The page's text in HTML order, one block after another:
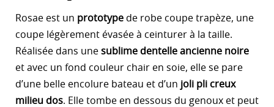
Rosae est un prototype de robe coupe trapèze, une
coupe légèrement évasée à ceinturer à la taille.
Réalisée dans une sublime dentelle ancienne noire
et avec un fond couleur chair en soie, elle se pare
d’une belle encolure bateau et d’un joli pli creux
milieu dos. Elle tombe en dessous du genoux et peut